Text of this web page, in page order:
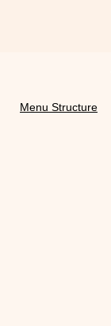
Menu Structure